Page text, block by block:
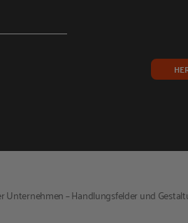
– Handlungsfelder und